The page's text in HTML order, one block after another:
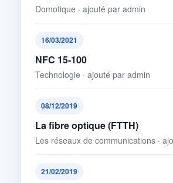
Domotique · ajouté par admin
16/03/2021
NFC 15-100
Technologie · ajouté par admin
08/12/2019
La fibre optique (FTTH)
Les réseaux de communications ·
21/02/2019